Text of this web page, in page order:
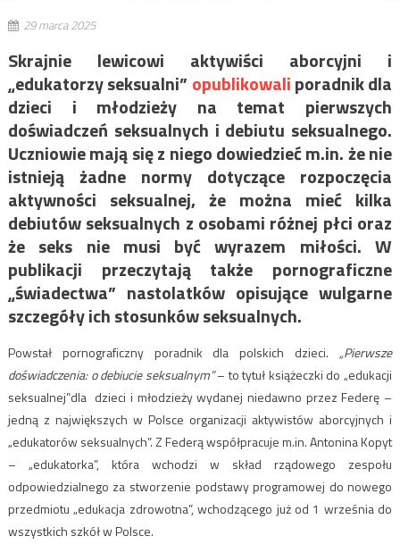
29 marca 2025
Skrajnie lewicowi aktywiści aborcyjni i
„edukatorzy seksualni” opublikowaliporadnik dla
dzieci i młodzieży na temat pierwszych
doświadczeń seksualnych i debiutu seksualnego.
Uczniowie mają się z niego dowiedzieć m.in. że nie
istnieją żadne normy dotyczące rozpoczęcia
aktywności seksualnej, że można mieć kilka
debiutów seksualnych z osobami różnej płci oraz
że seks nie musi być wyrazem miłości. W
publikacji przeczytają także pornograficzne
„świadectwa” nastolatków opisujące wulgarne
szczegóły ich stosunków seksualnych.
Powstał pornograficzny poradnik dla polskich dzieci. „Pierwsze
doświadczenia: o debiucie seksualnym”– to tytuł książeczki do „edukacji
seksualnej”dla dzieci i młodzieży wydanej niedawno przez Federę –
jedną z największych w Polsce organizacji aktywistów aborcyjnych i
„edukatorów seksualnych”. Z Federą współpracuje m.in. Antonina Kopyt
– „edukatorka”, która wchodzi w skład rządowego zespołu
odpowiedzialnego za stworzenie podstawy programowej do nowego
przedmiotu „edukacja zdrowotna”, wchodzącego już od 1 września do
wszystkich szkół w Polsce.